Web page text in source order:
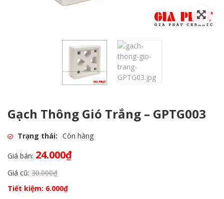
Gạch Thông Gió Trắng – GPTG003
Trạng thái: Còn hàng
Giá bán: 24.000₫
Giá cũ: 30.000₫
Tiết kiệm: 6.000₫